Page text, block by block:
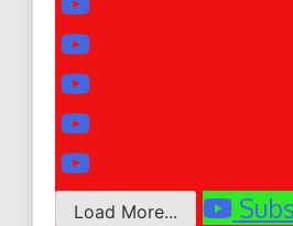
Load More...